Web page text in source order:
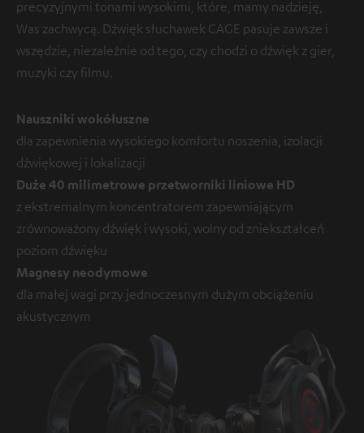
precyzyjnymi tonami wysokimi, które, mamy nadzieję,
Was zachwycą. Dźwięk słuchawek CAGE pasuje zawsze i
wszędzie, niezależnie od tego, czy chodzi o dźwięk z gier,
muzyki czy filmu.
Nauszniki wokółuszne
dla zapewnienia wysokiego komfortu noszenia, izolacji
dźwiękowej i lokalizacji
Duże 40 milimetrowe przetworniki liniowe HD
z ekstremalnym koncentratorem zapewniającym
zrównoważony dźwięk i wysoki, wolny od zniekształceń
poziom dźwięku
Magnesy neodymowe
dla małej wagi przy jednoczesnym dużym obciążeniu
akustycznym